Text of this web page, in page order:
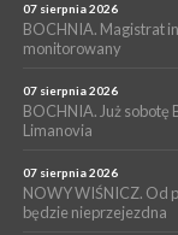
Z BOCHNI NA
WYDARZENIA
NASZ NEWS.
Przestrzennego
magistratu
07 sierpnia 2026
BOCHNIA. Magistrat
monitorowany
07 sierpnia 2026
BOCHNIA. Już sobotę
Limanovia
07 sierpnia 2026
NOWY WIŚNICZ. Od
będzie nieprzejezdna